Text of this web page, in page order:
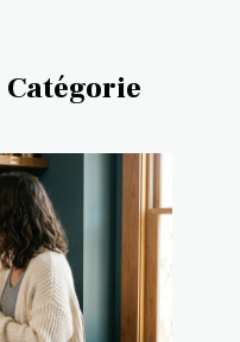
Catégorie